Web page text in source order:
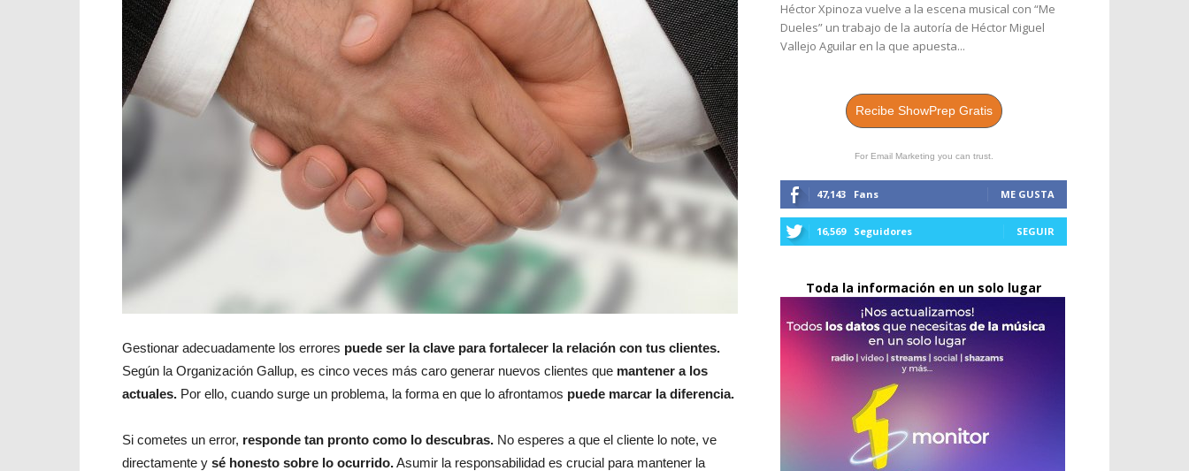
Gestionar adecuadamente los errores puede ser la clave para fortalecer la relación con tus clientes.
Según la Organización Gallup, es cinco veces más caro generar nuevos clientes que mantener a los
actuales. Por ello, cuando surge un problema, la forma en que lo afrontamos puede marcar la diferencia.
Si cometes un error, responde tan pronto como lo descubras. No esperes a que el cliente lo note, ve
directamente y sé honesto sobre lo ocurrido.Asumir la responsabilidad es crucial para mantener la
Héctor Xpinoza vuelve a la escena musical con “Me
Dueles” un trabajo de la autoría de Héctor Miguel
Vallejo Aguilar en la que apuesta...
Recibe ShowPrep Gratis
For Email Marketing you can trust.
47,143 Fans ME GUSTA
16,569 Seguidores SEGUIR
Toda la información en un solo lugar